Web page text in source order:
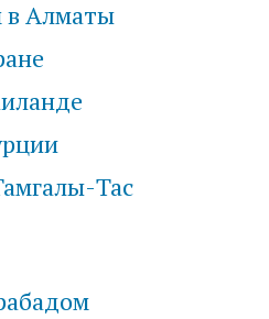
в Алматы
Тас